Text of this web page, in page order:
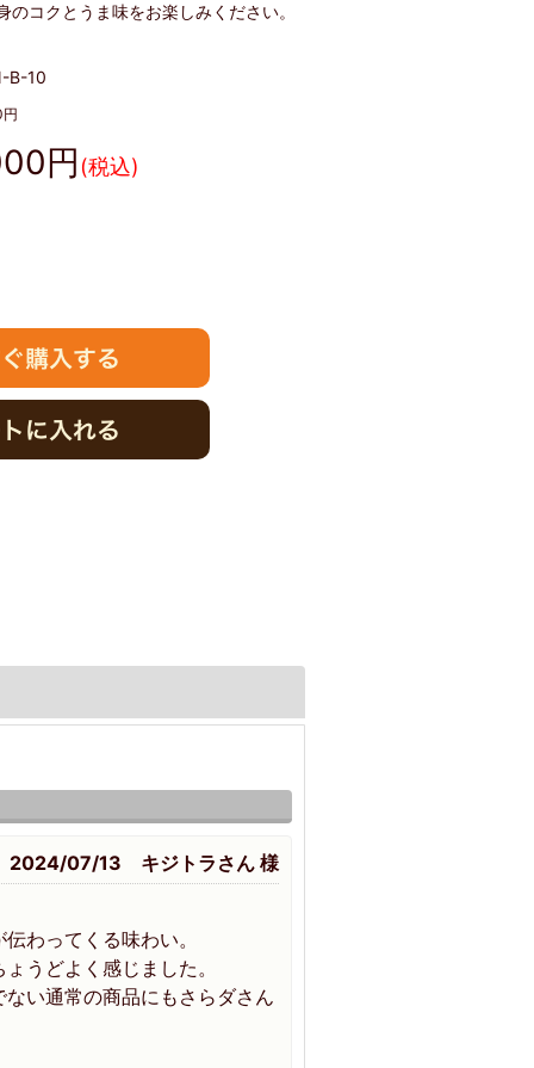
のコクとうま味をお楽しみください。
B-10
円
円 (税込)
2024/07/13 キジトラさん 様
わってくる味わい。
うどよく感じました。
い通常の商品にもさらダさん